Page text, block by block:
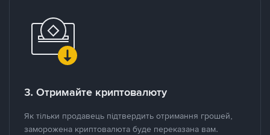
3. Отримайте криптовалюту
Як тільки продавець підтвердить отримання грошей,
заморожена криптовалюта буде переказана вам.